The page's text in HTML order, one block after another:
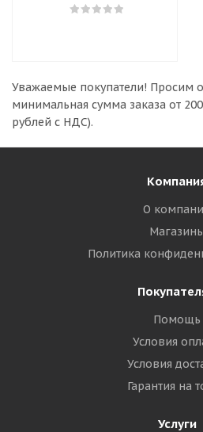
Уважаемые покупатели! Просим
минимальная сумма заказа от
рублей с НДС).
О
Политика
Помощь
Условия
Условия
Гарантия на
Услуги